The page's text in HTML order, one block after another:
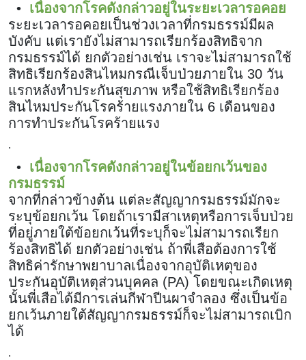
• เนื่องจากโรคดังกล่าวอยู่ในระยะเวลารอคอย
ระยะเวลารอคอยเป็นช่วงเวลาที่กรมธรรม์มีผล
บังคับ แต่เรายังไม่สามารถเรียกร้องสิทธิจาก
กรมธรรม์ได้ ยกตัวอย่างเช่น เราจะไม่สามารถใช้
สิทธิเรียกร้องสินไหมกรณีเจ็บป่วยภายใน 30 วัน
แรกหลังทำประกันสุขภาพ หรือใช้สิทธิเรียกร้อง
สินไหมประกันโรคร้ายแรงภายใน 6 เดือนของ
การทำประกันโรคร้ายแรง
.
• เนื่องจากโรคดังกล่าวอยู่ในข้อยกเว้นของ
กรมธรรม์
จากที่กล่าวข้างต้น แต่ละสัญญากรมธรรม์มักจะ
ระบุข้อยกเว้น โดยถ้าเรามีสาเหตุหรือการเจ็บป่วย
ที่อยู่ภายใต้ข้อยกเว้นที่ระบุก็จะไม่สามารถเรียก
ร้องสิทธิได้ ยกตัวอย่างเช่น ถ้าพี่เสือต้องการใช้
สิทธิค่ารักษาพยาบาลเนื่องจากอุบัติเหตุของ
ประกันอุบัติเหตุส่วนบุคคล (PA) โดยขณะเกิดเหตุ
นั้นพี่เสือได้มีการเล่นกีฬาปีนผาจำลอง ซึ่งเป็นข้อ
ยกเว้นภายใต้สัญญากรมธรรม์ก็จะไม่สามารถเบิก
ได้
.